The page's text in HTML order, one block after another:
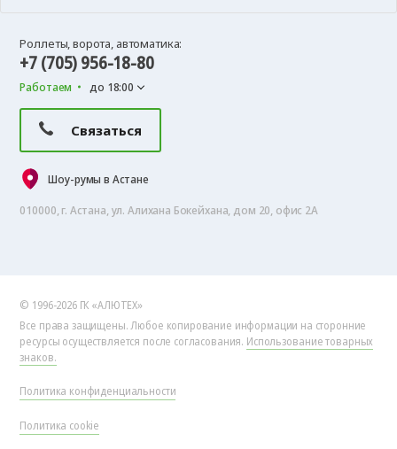
Роллеты, ворота, автоматика:
+7 (705) 956-18-80
Работаем до 18:00
Связаться
Шоу-румы в Астане
010000, г. Астана, ул. Алихана Бокейхана, дом 20, офис 2А
© 1996-2026 ГК «АЛЮТЕХ»
Все права защищены. Любое копирование информации на сторонние
ресурсы осуществляется после согласования. Использование товарных
знаков.
Политика конфиденциальности
Политика cookie